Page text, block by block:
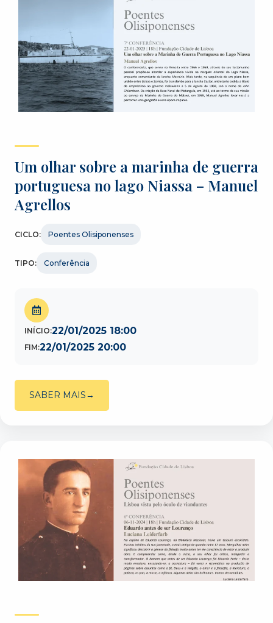
Um olhar sobre a marinha de guerra
portuguesa no lago Niassa – Manuel
Agrellos
CICLO: Poentes Olisiponenses
TIPO: Conferência
INÍCIO:22/01/2025 18:00
FIM:22/01/2025 20:00
SABER MAIS